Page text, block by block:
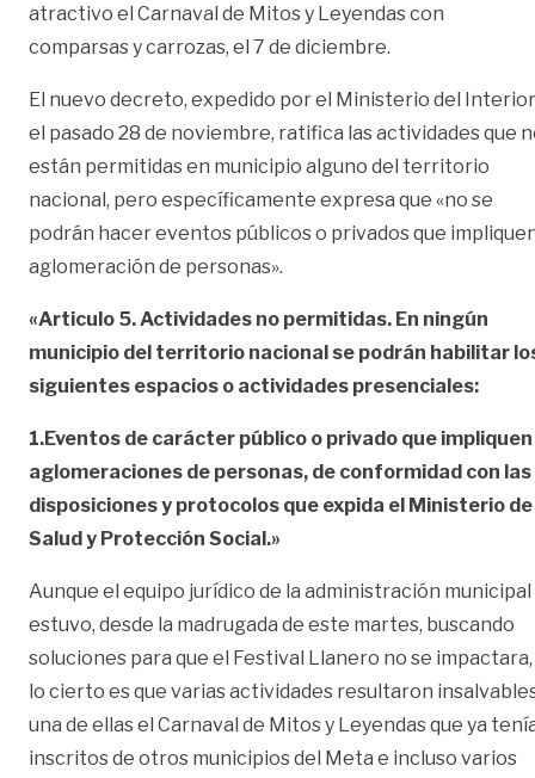
atractivo el Carnaval de Mitos y Leyendas con
comparsas y carrozas, el 7 de diciembre.
El nuevo decreto, expedido por el Ministerio del Interior
el pasado 28 de noviembre, ratifica las actividades que
están permitidas en municipio alguno del territorio
nacional, pero específicamente expresa que «no se
podrán hacer eventos públicos o privados que
aglomeración de personas».
«Articulo 5. Actividades no permitidas. En ningún
municipio del territorio nacional se podrán habilitar
siguientes espacios o actividades presenciales:
1.Eventos de carácter público o privado que impliquen
aglomeraciones de personas, de conformidad con las
disposiciones y protocolos que expida el Ministerio de
Salud y Protección Social.»
Aunque el equipo jurídico de la administración municipal
estuvo, desde la madrugada de este martes, buscando
soluciones para que el Festival Llanero no se impactara,
lo cierto es que varias actividades resultaron
una de ellas el Carnaval de Mitos y Leyendas que ya
inscritos de otros municipios del Meta e incluso varios